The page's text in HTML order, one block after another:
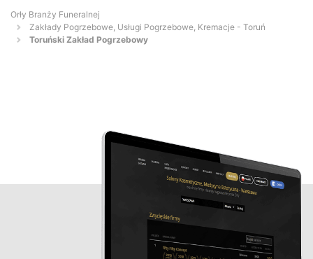
Orły Branży Funeralnej
Zakłady Pogrzebowe, Usługi Pogrzebowe, Kremacje - Toruń
Toruński Zakład Pogrzebowy